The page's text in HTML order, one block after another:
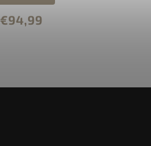
€94,99